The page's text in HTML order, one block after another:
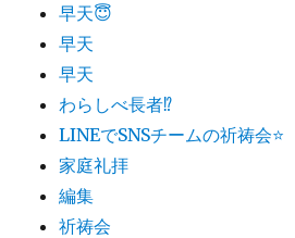
早天😇
早天
早天
わらしべ長者⁉︎
LINEでSNSチームの祈祷会⭐
家庭礼拝
編集
祈祷会